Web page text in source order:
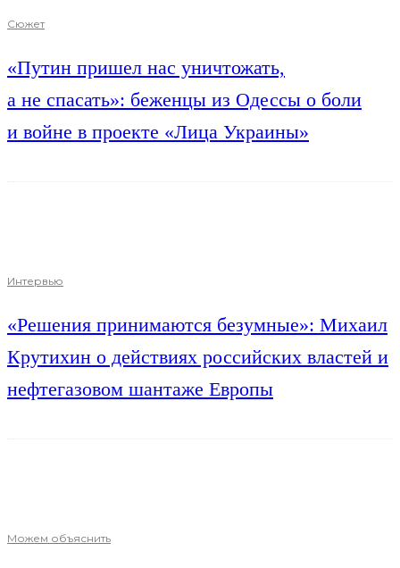
Сюжет
«Путин пришел нас уничтожать,
а не спасать»: беженцы из Одессы о боли
и войне в проекте «Лица Украины»
Интервью
«Решения принимаются безумные»: Михаил
Крутихин о действиях российских властей и
нефтегазовом шантаже Европы
Можем объяснить